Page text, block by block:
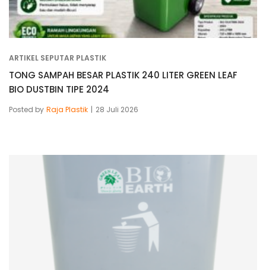
ARTIKEL SEPUTAR PLASTIK
TONG SAMPAH BESAR PLASTIK 240 LITER GREEN LEAF
BIO DUSTBIN TIPE 2024
Posted by Raja Plastik 28 Juli 2026